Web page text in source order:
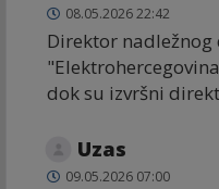
08.05.2026 22:42
Direktor
dok su izvršni
Uzas
09.05.2026 07:00